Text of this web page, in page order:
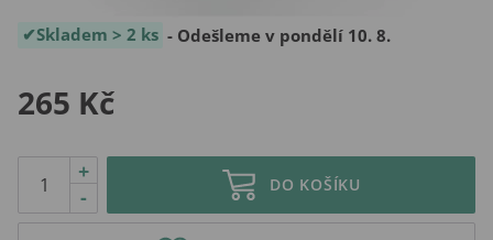
Skladem > 2 ks - Odešleme v pondělí 10. 8.
265 Kč
-
+
DO KOŠÍKU